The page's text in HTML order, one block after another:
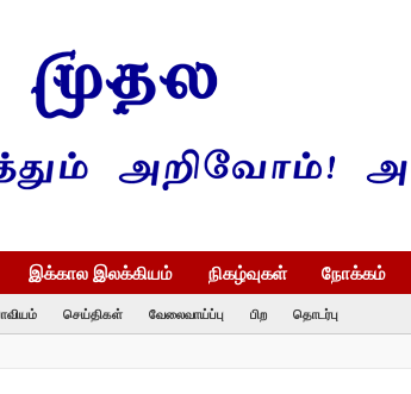
இக்கால இலக்கியம் நிகழ்வுகள் நோக்கம்
செய்திகள் வேலைவாய்ப்பு பிற தொடர்பு